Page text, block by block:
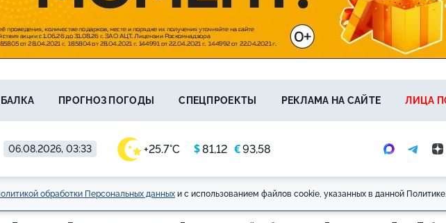
06.08.2026, 03:33 +25.7°C $81,12 €93,58
ПРОГНОЗ ПОГОДЫ СПЕЦПРОЕКТЫ РЕКЛАМА НА САЙТЕ ЛИЦА
обработки Персональных данных и с использованием файлов cookie, указанных в данной Политике.